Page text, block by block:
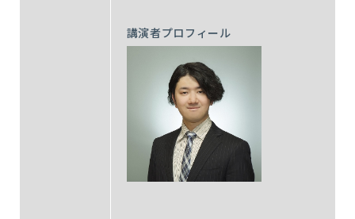
講演者プロフィール